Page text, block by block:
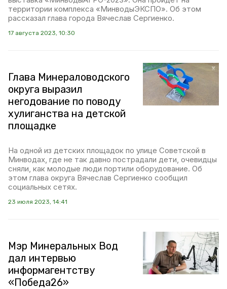
территории комплекса «МинводыЭКСПО». Об этом
рассказал глава города Вячеслав Сергиенко.
17 августа 2023, 10:30
Глава Минераловодского
округа выразил
негодование по поводу
хулиганства на детской
площадке
На одной из детских площадок по улице Советской в
Минводах, где не так давно пострадали дети, очевидцы
сняли, как молодые люди портили оборудование. Об
этом глава округа Вячеслав Сергиенко сообщил
социальных сетях.
23 июля 2023, 14:41
Мэр Минеральных Вод
дал интервью
информагентству
«Победа26»